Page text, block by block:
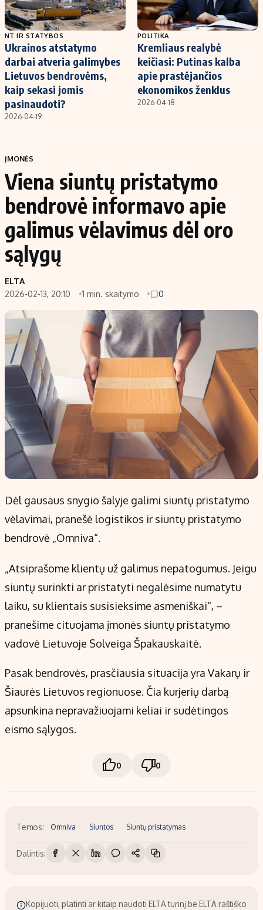
NT IR STATYBOS
Ukrainos atstatymo
darbai atveria galimybes
Lietuvos bendrovėms,
kaip sekasi jomis
pasinaudoti?
2026-04-19
POLITIKA
Kremliaus realybė
keičiasi: Putinas kalba
apie prastėjančios
ekonomikos ženklus
2026-04-18
ĮMONĖS
Viena siuntų pristatymo
bendrovė informavo apie
galimus vėlavimus dėl oro
sąlygų
ELTA
2026-02-13, 20:10
1 min. skaitymo 0
Dėl gausaus snygio šalyje galimi siuntų pristatymo
vėlavimai, pranešė logistikos ir siuntų pristatymo
bendrovė „Omniva“.
„Atsiprašome klientų už galimus nepatogumus. Jeigu
siuntų surinkti ar pristatyti negalėsime numatytu
laiku, su klientais susisieksime asmeniškai“, –
pranešime cituojama įmonės siuntų pristatymo
vadovė Lietuvoje Solveiga Špakauskaitė.
Pasak bendrovės, prasčiausia situacija yra Vakarų ir
Šiaurės Lietuvos regionuose. Čia kurjerių darbą
apsunkina nepravažiuojami keliai ir sudėtingos
eismo sąlygos.
0 0
Temos: Omniva Siuntos Siuntų pristatymas
Dalintis:
Kopijuoti, platinti ar kitaip naudoti ELTA turinį be ELTA raštiško